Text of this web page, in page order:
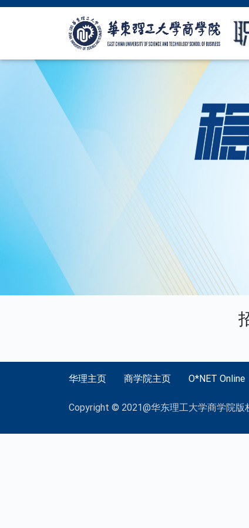
华理主页 商学院主页 O*NET Online
Copyright © 2021@华东理工大学商学院